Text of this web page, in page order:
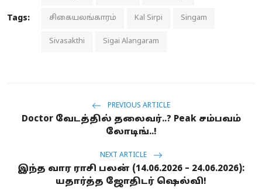
Tags: சிகையலங்காரம் Kal Sirpi Singam
Sivasakthi Sigai Alangaram
PREVIOUS ARTICLE
Doctor வேடத்தில் தலைவர்..? Peak சம்பவம்
லோடிங்..!
NEXT ARTICLE
இந்த வார ராசி பலன் (14.06.2026 – 24.06.2026):
யதார்த்த ஜோதிடர் ஷெல்வி!